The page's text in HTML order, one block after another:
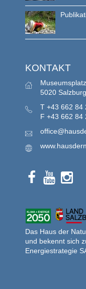
KONTAKT
5020
T +43 662 84
F +43 662 84
Das Haus der
und bekennt sich
Energiestrategie